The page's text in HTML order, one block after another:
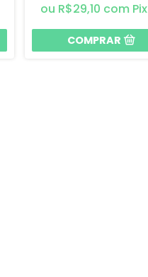
R$29,10 com Pix